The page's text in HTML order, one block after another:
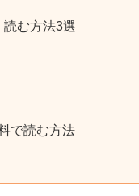
む方法3選
で読む方法